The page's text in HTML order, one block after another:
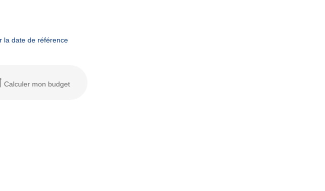
la date de référence
Calculer mon budget